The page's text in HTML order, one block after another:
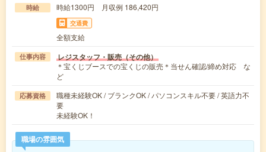
時給 時給1300円 月収例 186,420円
交通費
全額支給
仕事内容 レジスタッフ・販売（その他）
＊宝くじブースでの宝くじの販売＊当せん確認/締め対応 な
ど
応募資格
職種未経験OK / ブランクOK / パソコンスキル不要 / 英語力不
要
未経験OK！
職場の雰囲気